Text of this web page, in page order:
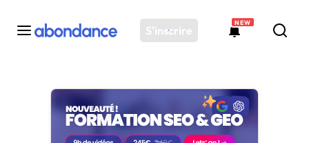
S'inscrire
NEW
Toutes les actus
Actus SEO
Plateforme